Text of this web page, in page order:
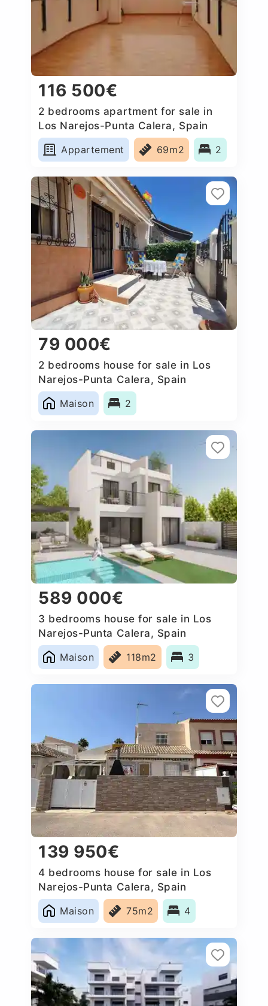
116 500€
2 bedrooms apartment for sale in
Los Narejos-Punta Calera, Spain
Appartement
69m2 2
79 000€
2 bedrooms house for sale in Los
Narejos-Punta Calera, Spain
Maison
2
589 000€
3 bedrooms house for sale in Los
Narejos-Punta Calera, Spain
Maison
118m2 3
139 950€
4 bedrooms house for sale in Los
Narejos-Punta Calera, Spain
Maison
75m2 4